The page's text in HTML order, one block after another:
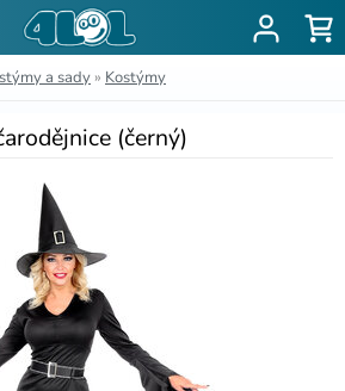
a sady » Kostýmy
(černý)